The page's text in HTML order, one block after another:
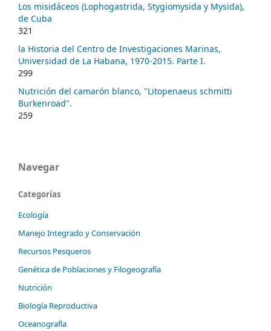
Los misidáceos (Lophogastrida, Stygiomysida y Mysida),
de Cuba
321
la Historia del Centro de Investigaciones Marinas,
Universidad de La Habana, 1970-2015. Parte I.
299
Nutrición del camarón blanco, "Litopenaeus schmitti
Burkenroad".
259
Navegar
Categorías
Ecología
Manejo Integrado y Conservación
Recursos Pesqueros
Genética de Poblaciones y Filogeografía
Nutrición
Biología Reproductiva
Oceanografía